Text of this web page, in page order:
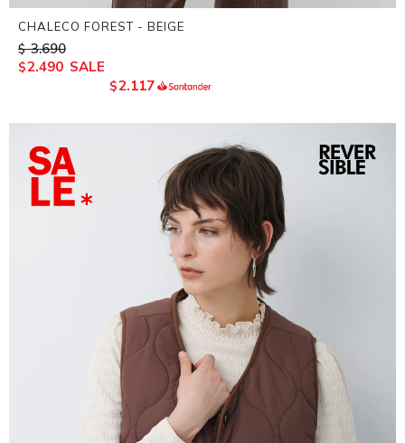
CHALECO FOREST - BEIGE
$ 3.690
$2.490
$2.117